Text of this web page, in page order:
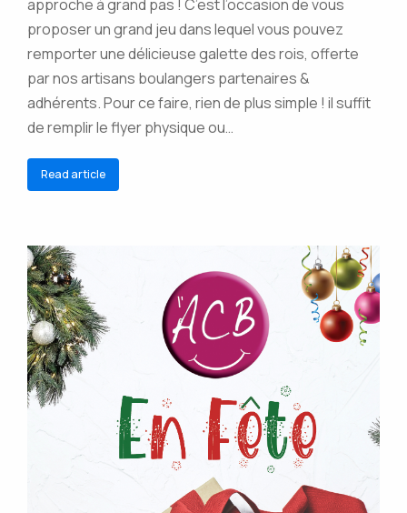
approche à grand pas ! C’est l’occasion de vous
proposer un grand jeu dans lequel vous pouvez
remporter une délicieuse galette des rois, offerte
par nos artisans boulangers partenaires &
adhérents. Pour ce faire, rien de plus simple ! il suffit
de remplir le flyer physique ou…
Read article